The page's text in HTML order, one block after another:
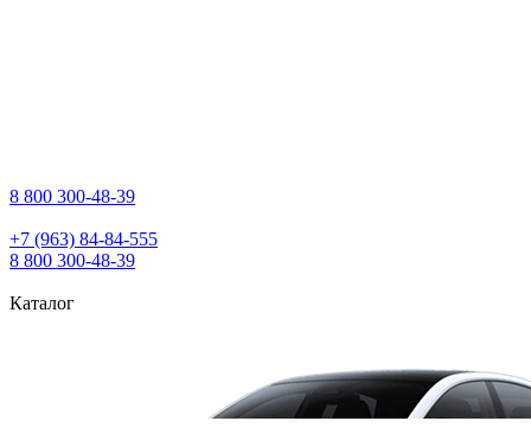
8 800 300‑48‑39
+7 (963) 84‑84‑555
8 800 300‑48‑39
Каталог